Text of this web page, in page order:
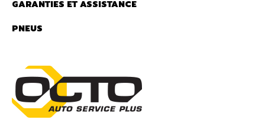
GARANTIES ET ASSISTANCE
PNEUS